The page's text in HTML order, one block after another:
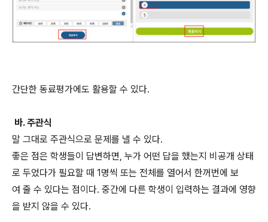
간단한 동료평가에도 활용할 수 있다.
바. 주관식
말 그대로 주관식으로 문제를 낼 수 있다.
좋은 점은 학생들이 답변하면, 누가 어떤 답을 했는지 비공개 상태
로 두었다가 필요할 때 1명씩 또는 전체를 열어서 한꺼번에 보
여 줄 수 있다는 점이다. 중간에 다른 학생이 입력하는 결과에 영향
을 받지 않을 수 있다.